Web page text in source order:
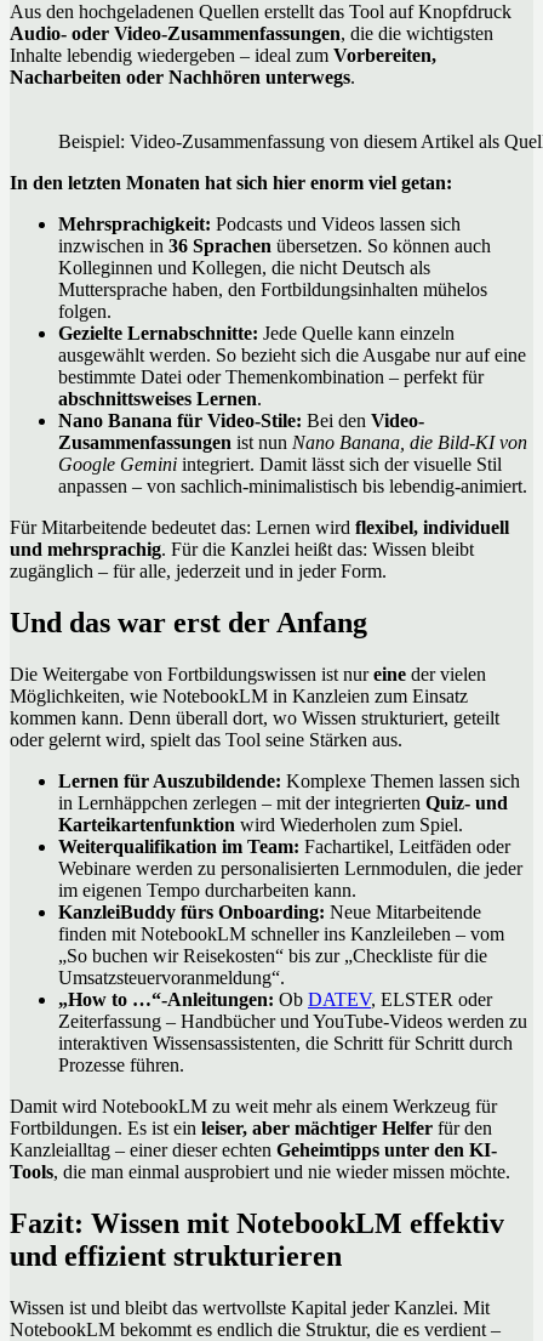
Aus den hochgeladenen Quellen erstellt das Tool auf Knopfdruck
Audio- oder Video-Zusammenfassungen, die die wichtigsten
Inhalte lebendig wiedergeben – ideal zum Vorbereiten,
Nacharbeiten oder Nachhören unterwegs.
Beispiel: Video-Zusammenfassung von diesem Artikel als
In den letzten Monaten hat sich hier enorm viel getan:
Mehrsprachigkeit: Podcasts und Videos lassen sich
inzwischen in 36 Sprachen übersetzen. So können auch
Kolleginnen und Kollegen, die nicht Deutsch als
Muttersprache haben, den Fortbildungsinhalten mühelos
folgen.
Gezielte Lernabschnitte: Jede Quelle kann einzeln
ausgewählt werden. So bezieht sich die Ausgabe nur auf eine
bestimmte Datei oder Themenkombination – perfekt für
abschnittsweises Lernen.
Nano Banana für Video-Stile: Bei den Video-
Zusammenfassungen ist nun Nano Banana, die Bild-KI von
Google Gemini integriert. Damit lässt sich der visuelle Stil
anpassen – von sachlich-minimalistisch bis lebendig-animiert.
Für Mitarbeitende bedeutet das: Lernen wird flexibel, individuell
und mehrsprachig. Für die Kanzlei heißt das: Wissen bleibt
zugänglich – für alle, jederzeit und in jeder Form.
Und das war erst der Anfang
Die Weitergabe von Fortbildungswissen ist nureine der vielen
Möglichkeiten, wie NotebookLM in Kanzleien zum Einsatz
kommen kann. Denn überall dort, wo Wissen strukturiert, geteilt
oder gelernt wird, spielt das Tool seine Stärken aus.
Lernen für Auszubildende: Komplexe Themen lassen sich
in Lernhäppchen zerlegen – mit der integrierten Quiz- und
Karteikartenfunktion wird Wiederholen zum Spiel.
Weiterqualifikation im Team: Fachartikel, Leitfäden oder
Webinare werden zu personalisierten Lernmodulen, die jeder
im eigenen Tempo durcharbeiten kann.
KanzleiBuddy fürs Onboarding: Neue Mitarbeitende
finden mit NotebookLM schneller ins Kanzleileben – vom
„So buchen wir Reisekosten“ bis zur „Checkliste für die
Umsatzsteuervoranmeldung“.
„How to …“-Anleitungen: Ob DATEV, ELSTER oder
Zeiterfassung – Handbücher und YouTube-Videos werden zu
interaktiven Wissensassistenten, die Schritt für Schritt durch
Prozesse führen.
Damit wird NotebookLM zu weit mehr als einem Werkzeug für
Fortbildungen. Es ist ein leiser, aber mächtiger Helfer für den
Kanzleialltag – einer dieser echten Geheimtipps unter den KI-
Tools, die man einmal ausprobiert und nie wieder missen möchte.
Fazit: Wissen mit NotebookLM effektiv
und effizient strukturieren
Wissen ist und bleibt das wertvollste Kapital jeder Kanzlei. Mit
NotebookLM bekommt es endlich die Struktur, die es verdient –